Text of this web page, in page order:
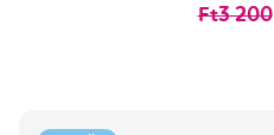
Ft3 200